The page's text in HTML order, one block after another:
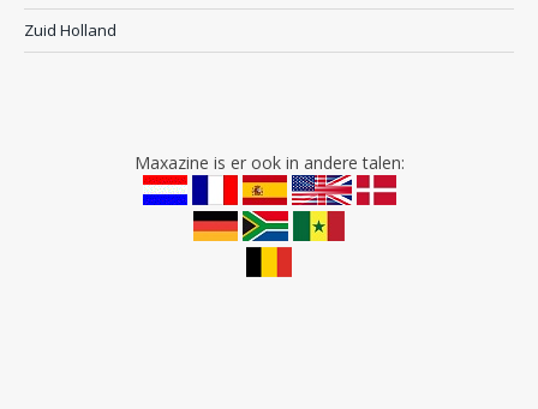
Zuid Holland
Maxazine is er ook in andere talen: